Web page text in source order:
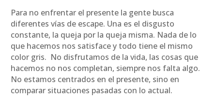
Para no enfrentar el presente la gente busca
diferentes vías de escape. Una es el disgusto
constante, la queja por la queja misma. Nada de lo
que hacemos nos satisface y todo tiene el mismo
color gris. No disfrutamos de la vida, las cosas que
hacemos no nos completan, siempre nos falta algo.
No estamos centrados en el presente, sino en
comparar situaciones pasadas con lo actual.